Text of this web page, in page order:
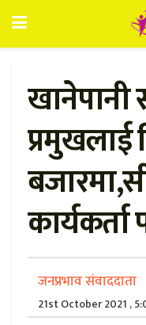
प्रमुखलाई
कार्यकर्ता
जनप्रभाव संवाददाता
21st October 2021 ,